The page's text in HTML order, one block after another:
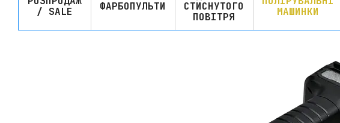
/ SALE
ФАРБОПУЛЬТИ
СТИСНУТОГО
ПОВІТРЯ
МАШИНКИ